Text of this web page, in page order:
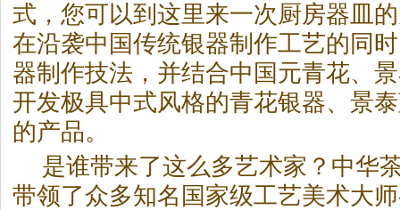
式，您可以到这里来一次厨房器皿
在沿袭中国传统银器制作工艺的同
器制作技法，并结合中国元青花、
开发极具中式风格的青花银器、景
的产品。
是谁带来了这么多艺术家？中华
带领了众多知名国家级工艺美术大